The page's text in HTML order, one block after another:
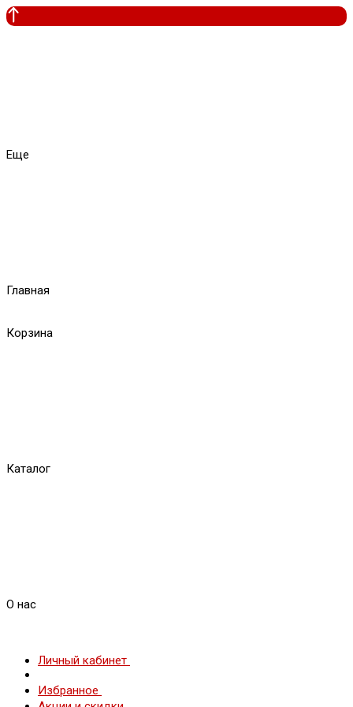
Еще
Главная
Корзина
Каталог
О нас
Личный кабинет
Избранное